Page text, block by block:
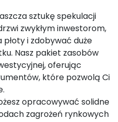
sztukę spekulacji
zwykłym inwestorom,
i zdobywać duże
Nasz pakiet zasobów
oferując
które pozwolą Ci
opracowywać solidne
zagrożeń rynkowych